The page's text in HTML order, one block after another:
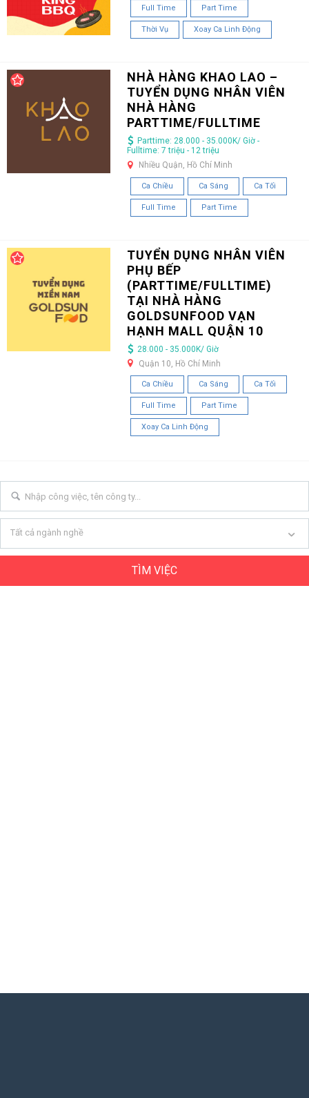
Full Time Part Time
Thời Vụ Xoay Ca Linh Động
NHÀ HÀNG KHAO LAO –
TUYỂN DỤNG NHÂN VIÊN
NHÀ HÀNG
PARTTIME/FULLTIME
Parttime: 28.000 - 35.000K/ Giờ -
Fulltime: 7 triệu - 12 triệu
Nhiều Quận, Hồ Chí Minh
Ca Chiều Ca Sáng Ca Tối
Full Time Part Time
TUYỂN DỤNG NHÂN VIÊN
PHỤ BẾP
(PARTTIME/FULLTIME)
TẠI NHÀ HÀNG
GOLDSUNFOOD VẠN
HẠNH MALL QUẬN 10
28.000 - 35.000K/ Giờ
Quận 10, Hồ Chí Minh
Ca Chiều Ca Sáng Ca Tối
Full Time Part Time
Xoay Ca Linh Động
Tất cả ngành nghề